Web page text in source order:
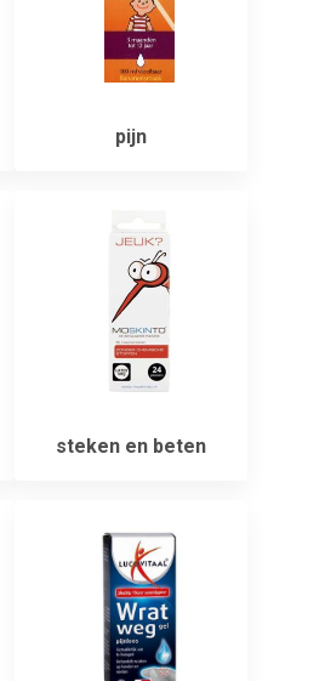
pijn
steken en beten